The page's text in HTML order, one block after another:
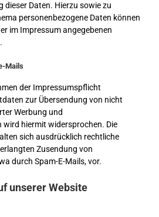
dieser Daten. Hierzu sowie zu
personenbezogene Daten können
im Impressum angegebenen
Mails
der Impressumspflicht
zur Übersendung von nicht
Werbung und
hiermit widersprochen. Die
sich ausdrücklich rechtliche
Zusendung von
durch Spam-E-Mails, vor.
unserer Website